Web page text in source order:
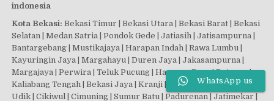
indonesia
Kota Bekasi: Bekasi Timur | Bekasi Utara | Bekasi Barat | Bekasi
Selatan | Medan Satria | Pondok Gede | Jatiasih | Jatisampurna |
Bantargebang | Mustikajaya | Harapan Indah | Rawa Lumbu |
Kayuringin Jaya | Margahayu | Duren Jaya | Jakasampurna |
Margajaya | Perwira | Teluk Pucung | Harapan Baru | Pejuang |
Kaliabang Tengah | Bekasi Jaya | Kranji | Jakamulya | Ciketing
Udik | Cikiwul | Cimuning | Sumur Batu | Padurenan | Jatimekar |
WhatsApp us